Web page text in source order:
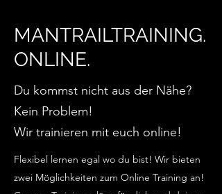
MANTRAILTRAINING.
ONLINE.
Du kommst nicht aus der Nähe?
Kein Problem!
Wir trainieren mit euch online!
Flexibel lernen egal wo du bist! Wir bieten
zwei Möglichkeiten zum Online Training an!